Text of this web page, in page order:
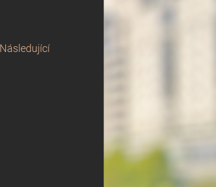
Následující